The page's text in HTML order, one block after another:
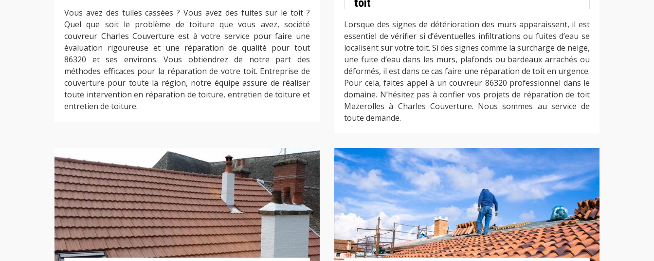
Vous avez des tuiles cassées ? Vous avez des fuites sur le toit ?
Quel que soit le problème de toiture que vous avez, société
couvreur Charles Couverture est à votre service pour faire une
évaluation rigoureuse et une réparation de qualité pour tout
86320 et ses environs. Vous obtiendrez de notre part des
méthodes efficaces pour la réparation de votre toit. Entreprise de
couverture pour toute la région, notre équipe assure de réaliser
toute intervention en réparation de toiture, entretien de toiture et
entretien de toiture.
toit
Lorsque des signes de détérioration des murs apparaissent, il est
essentiel de vérifier si d’éventuelles infiltrations ou fuites d’eau se
localisent sur votre toit. Si des signes comme la surcharge de neige,
une fuite d’eau dans les murs, plafonds ou bardeaux arrachés ou
déformés, il est dans ce cas faire une réparation de toit en urgence.
Pour cela, faites appel à un couvreur 86320 professionnel dans le
domaine. N’hésitez pas à confier vos projets de réparation de toit
Mazerolles à Charles Couverture. Nous sommes au service de
toute demande.